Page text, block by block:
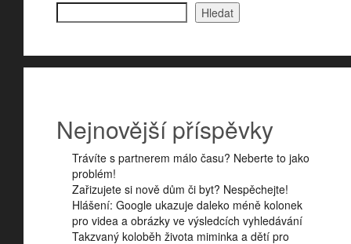
Hledat
Nejnovější příspěvky
Trávíte s partnerem málo času? Neberte to jako
problém!
Zařizujete si nově dům či byt? Nespěchejte!
Hlášení: Google ukazuje daleko méně kolonek
pro videa a obrázky ve výsledcích vyhledávání
Takzvaný koloběh života miminka a dětí pro